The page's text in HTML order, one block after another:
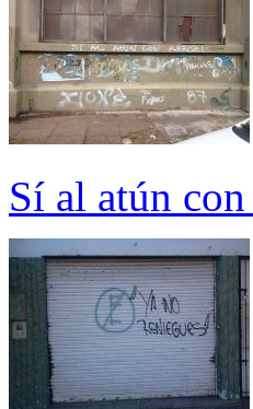
Sí al atún